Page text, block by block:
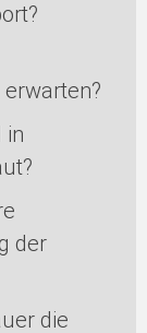
in
der
die